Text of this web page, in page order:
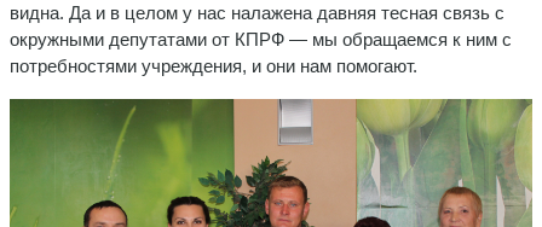
видна. Да и в целом у нас налажена давняя тесная связь с
окружными депутатами от КПРФ — мы обращаемся к ним с
потребностями учреждения, и они нам помогают.